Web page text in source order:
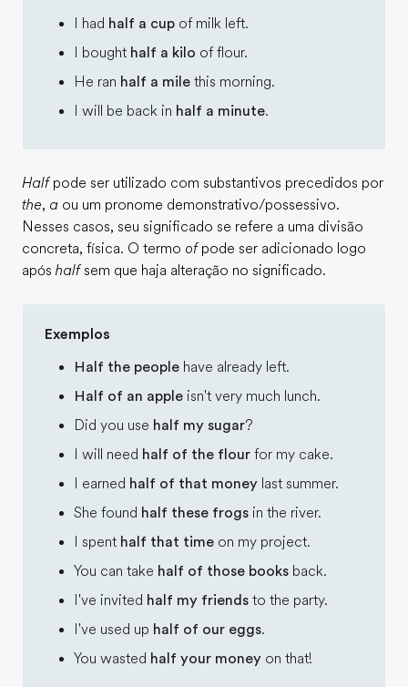
I had half a cup of milk left.
I bought half a kilo of flour.
He ran half a mile this morning.
I will be back in half a minute.
Halfpode ser utilizado com substantivos precedidos por
the, a ou um pronome demonstrativo/possessivo.
Nesses casos, seu significado se refere a uma divisão
concreta, física. O termo of pode ser adicionado logo
após halfsem que haja alteração no significado.
Exemplos
Half the people have already left.
Half of an apple isn't very much lunch.
Did you use half my sugar?
I will need half of the flour for my cake.
I earned half of that money last summer.
She found half these frogs in the river.
I spent half that time on my project.
You can take half of those books back.
I've invited half my friends to the party.
I've used up half of our eggs.
You wasted half your money on that!